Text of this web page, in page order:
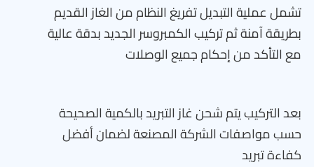
تشمل عملية التبديل تفريغ النظام من الغاز القديم
بطريقة آمنة ثم تركيب الكمبروسر الجديد بدقة عالية
مع التأكد من إحكام جميع الوصلات
بعد التركيب يتم شحن غاز التبريد بالكمية الصحيحة
حسب مواصفات الشركة المصنعة لضمان أفضل
كفاءة تبريد